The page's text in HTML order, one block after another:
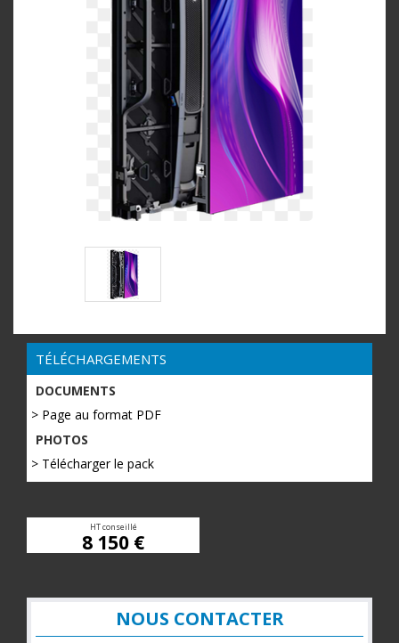
TÉLÉCHARGEMENTS
DOCUMENTS
> Page au format PDF
PHOTOS
> Télécharger le pack
HT conseillé
8 150 €
NOUS CONTACTER